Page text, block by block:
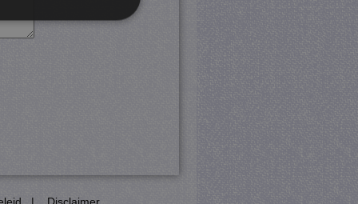
taal. Dit is een